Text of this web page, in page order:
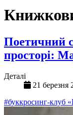
Поетичний
просторі:
Деталі
21 березня
#буккросинг-клуб